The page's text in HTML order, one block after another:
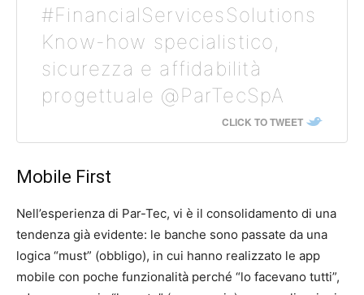
#FinancialServicesSolutions
Know-how specialistico,
sicurezza e affidabilità
progettuale @ParTecSpA
CLICK TO TWEET
Mobile First
Nell’esperienza di Par-Tec, vi è il consolidamento di una
tendenza già evidente: le banche sono passate da una
logica “must” (obbligo), in cui hanno realizzato le app
mobile con poche funzionalità perché “lo facevano tutti”,